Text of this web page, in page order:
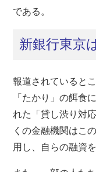
である。
新銀行東京
報道されていると
「たかり」の餌食
れた「貸し渋り対
くの金融機関はこ
用し、自らの融資